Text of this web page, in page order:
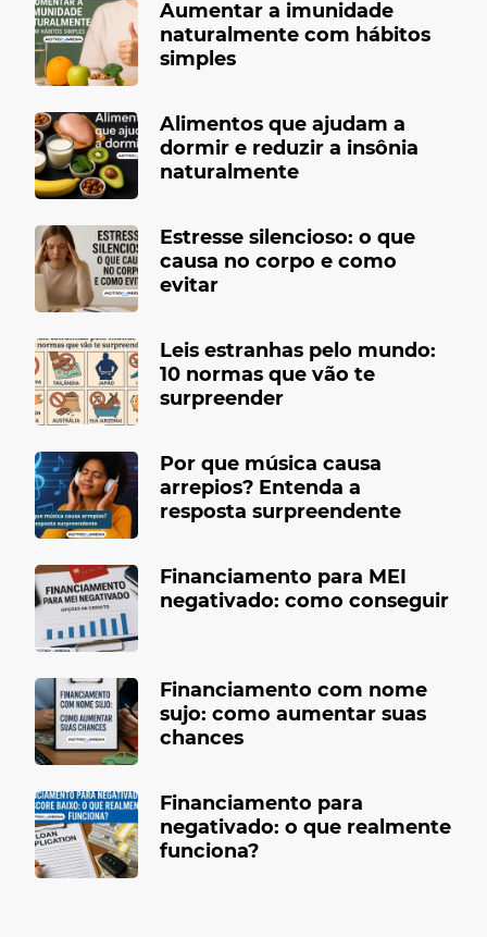
Aumentar a imunidade
naturalmente com hábitos
simples
Alimentos que ajudam a
dormir e reduzir a insônia
naturalmente
Estresse silencioso: o que
causa no corpo e como
evitar
Leis estranhas pelo mundo:
10 normas que vão te
surpreender
Por que música causa
arrepios? Entenda a
resposta surpreendente
Financiamento para MEI
negativado: como conseguir
Financiamento com nome
sujo: como aumentar suas
chances
Financiamento para
negativado: o que realmente
funciona?